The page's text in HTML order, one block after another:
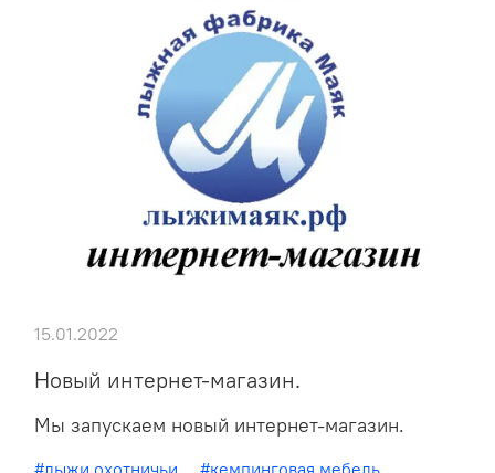
Новый интернет-магазин.
Мы запускаем новый интернет-магазин.
15.01.2022